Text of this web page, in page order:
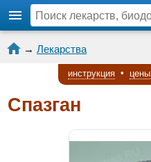
→ Лекарства
инструкция • цены
Спазган